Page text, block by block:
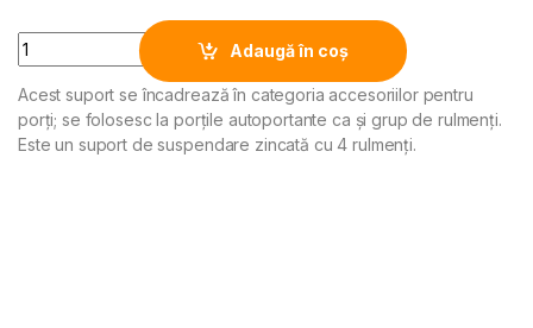
Quantity
Adaugă în coș
Alternative:
Acest suport se încadrează în categoria accesoriilor pentru
porți; se folosesc la porțile autoportante ca și grup de rulmenți.
Este un suport de suspendare zincată cu 4 rulmenți.